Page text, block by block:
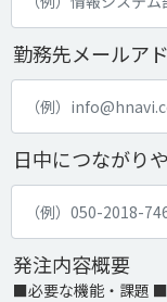
勤務先メールア
日中につながり
発注内容概要
■必要な機能・課題